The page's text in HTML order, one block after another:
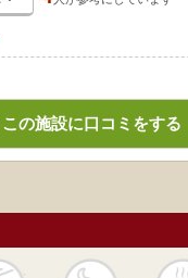
この施設に口コミをする
かけ流し 露天風呂